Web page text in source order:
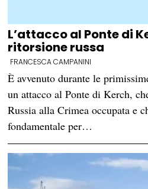
L’attacco al Ponte di
ritorsione russa
FRANCESCA CAMPANINI
È avvenuto durante le
un attacco al Ponte di Kerch,
Russia alla Crimea occupata e
fondamentale per…